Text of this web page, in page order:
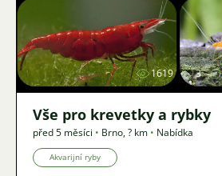
Obrázek
1619 3
Vše pro krevetky a rybky
před 5 měsíci • Brno,? km • Nabídka
Akvarijní ryby